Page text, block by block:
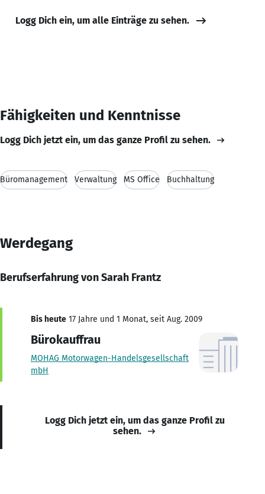
Logg Dich ein, um alle Einträge zu sehen.
Fähigkeiten und Kenntnisse
Logg Dich jetzt ein, um das ganze Profil zu sehen.
Büromanagement Verwaltung MS Office Buchhaltung
Werdegang
Berufserfahrung von Sarah Frantz
Bis heute 17 Jahre und 1 Monat, seit Aug. 2009
Bürokauffrau
MOHAG Motorwagen-Handelsgesellschaft
mbH
Logg Dich jetzt ein, um das ganze Profil zu
sehen.